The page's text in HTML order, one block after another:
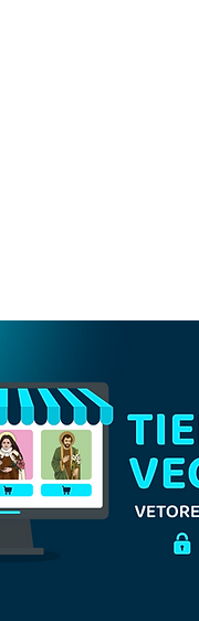
de Brasil
colorido